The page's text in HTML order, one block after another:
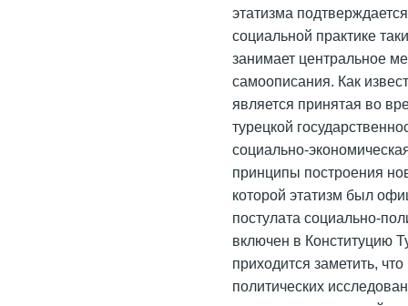
этатизма
социальной практике
занимает центральное
самоописания. Как
является принятая во
турецкой
социально-
принципы построения
которой этатизм был
постулата социально-
включен в Конституцию
приходится заметить,
политических